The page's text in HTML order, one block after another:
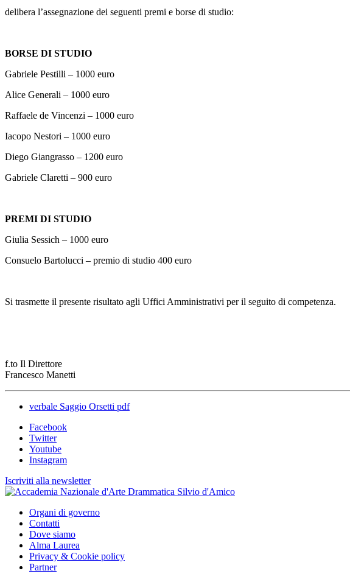
delibera l’assegnazione dei seguenti premi e borse di studio:
BORSE DI STUDIO
Gabriele Pestilli – 1000 euro
Alice Generali – 1000 euro
Raffaele de Vincenzi – 1000 euro
Iacopo Nestori – 1000 euro
Diego Giangrasso – 1200 euro
Gabriele Claretti – 900 euro
PREMI DI STUDIO
Giulia Sessich – 1000 euro
Consuelo Bartolucci – premio di studio 400 euro
Si trasmette il presente risultato agli Uffici Amministrativi per il seguito di competenza.
f.to Il Direttore
Francesco Manetti
verbale Saggio Orsetti pdf
Facebook
Twitter
Youtube
Instagram
Iscriviti alla newsletter
Organi di governo
Contatti
Dove siamo
Alma Laurea
Privacy & Cookie policy
Partner